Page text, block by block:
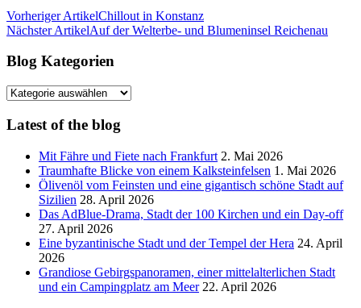
Vorheriger ArtikelChillout in Konstanz
Nächster ArtikelAuf der Welterbe- und Blumeninsel Reichenau
Blog Kategorien
Blog
Latest of the blog
Mit Fähre und Fiete nach Frankfurt 2. Mai 2026
Traumhafte Blicke von einem Kalksteinfelsen 1. Mai 2026
Ölivenöl vom Feinsten und eine gigantisch schöne Stadt auf
Sizilien 28. April 2026
Das AdBlue-Drama, Stadt der 100 Kirchen und ein Day-off
27. April 2026
Eine byzantinische Stadt und der Tempel der Hera 24. April
2026
Grandiose Gebirgspanoramen, einer mittelalterlichen Stadt
und ein Campingplatz am Meer 22. April 2026